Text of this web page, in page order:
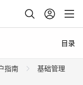
目录
指南
基础管理